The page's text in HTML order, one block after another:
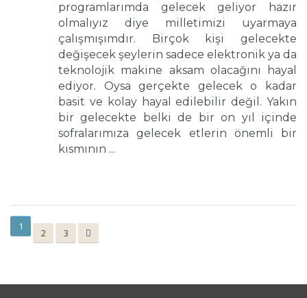
programlarımda gelecek geliyor hazır
olmalıyız diye milletimizi uyarmaya
çalışmışımdır. Birçok kişi gelecekte
değişecek şeylerin sadece elektronik ya da
teknolojik makine aksam olacağını hayal
ediyor. Oysa gerçekte gelecek o kadar
basit ve kolay hayal edilebilir değil. Yakın
bir gelecekte belki de bir on yıl içinde
sofralarımıza gelecek etlerin önemli bir
kısmının ...
1
2 3